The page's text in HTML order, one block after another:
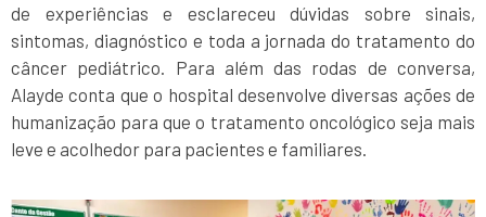
de experiências e esclareceu dúvidas sobre sinais,
sintomas, diagnóstico e toda a jornada do tratamento do
câncer pediátrico. Para além das rodas de conversa,
Alayde conta que o hospital desenvolve diversas ações de
humanização para que o tratamento oncológico seja mais
leve e acolhedor para pacientes e familiares.